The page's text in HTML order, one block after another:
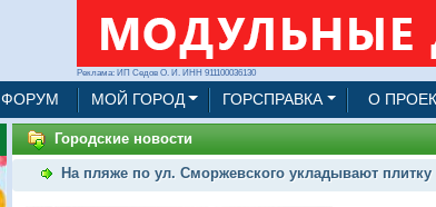
Реклама: ИП Седов О. И. ИНН 911100036130
ФОРУМ МОЙ ГОРОД ГОРСПРАВКА О
Городские новости
На пляже по ул. Сморжевского укладывают плитку